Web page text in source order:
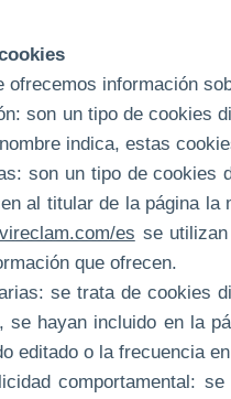
ofrecemos información
son un tipo de cookies
indica, estas
son un tipo de cookies
al titular de la página
es se
que ofrecen.
se trata de cookies
se hayan incluido en la
editado o la frecuencia
comportamental: